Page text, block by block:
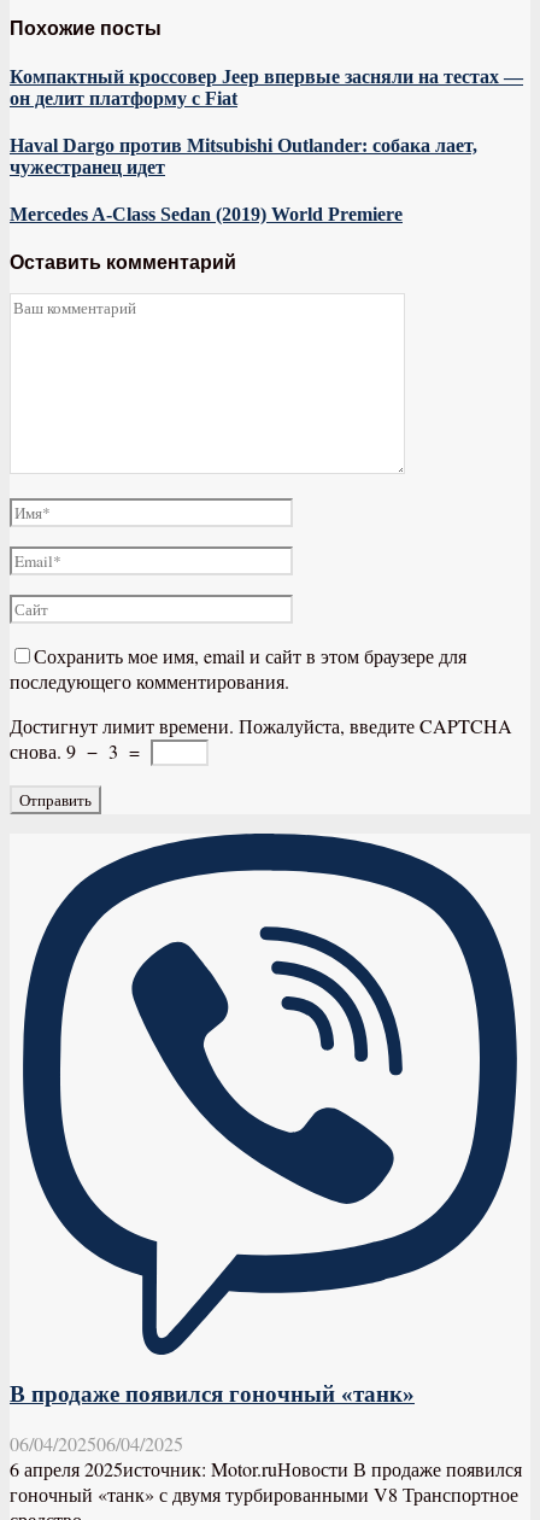
Похожие посты
Компактный кроссовер Jeep впервые засняли на тестах —
он делит платформу с Fiat
Haval Dargo против Mitsubishi Outlander: собака лает,
чужестранец идет
Mercedes A-Class Sedan (2019) World Premiere
Оставить комментарий
Сохранить мое имя, email и сайт в этом браузере для
последующего комментирования.
Достигнут лимит времени. Пожалуйста, введите CAPTCHA
снова. 9 − 3 =
В продаже появился гоночный «танк»
06/04/202506/04/2025
6 апреля 2025источник: Motor.ruНовости В продаже появился
гоночный «танк» с двумя турбированными V8 Транспортное